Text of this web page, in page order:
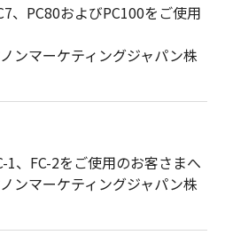
、PC80およびPC100をご使用
ンマーケティングジャパン株
1、FC-2をご使用のお客さまへ
ンマーケティングジャパン株